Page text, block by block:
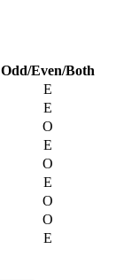
Odd/Even/Both
E
E
O
E
O
E
O
O
E